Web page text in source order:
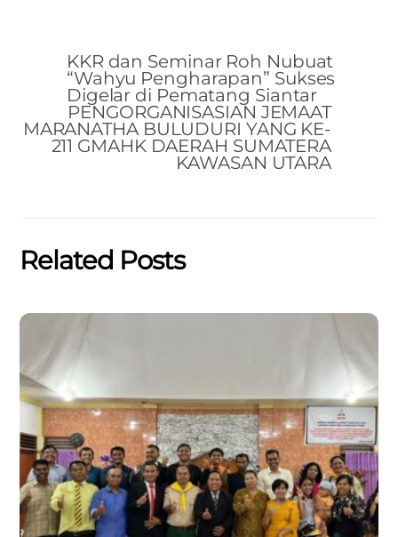
KKR dan Seminar Roh Nubuat
“Wahyu Pengharapan” Sukses
Digelar di Pematang Siantar
PENGORGANISASIAN JEMAAT
MARANATHA BULUDURI YANG KE-
211 GMAHK DAERAH SUMATERA
KAWASAN UTARA
Related Posts